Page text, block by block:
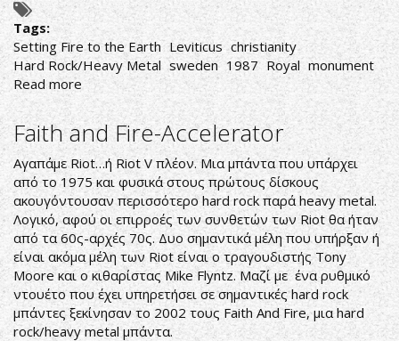
Tags:
Setting Fire to the Earth Leviticus christianity
Hard Rock/Heavy Metal sweden 1987 Royal monument
Read more about
Leviticus-
Setting
Fire
to
the
Earth
Faith and Fire-Accelerator
Αγαπάμε Riot…ή Riot V πλέον. Μια μπάντα που υπάρχει
από το 1975 και φυσικά στους πρώτους δίσκους
ακουγόντουσαν περισσότερο hard rock παρά heavy metal.
Λογικό, αφού οι επιρροές των συνθετών των Riot θα ήταν
από τα 60ς-αρχές 70ς. Δυο σημαντικά μέλη που υπήρξαν ή
είναι ακόμα μέλη των Riot είναι ο τραγουδιστής Tony
Moore και ο κιθαρίστας Mike Flyntz. Μαζί με ένα ρυθμικό
ντουέτο που έχει υπηρετήσει σε σημαντικές hard rock
μπάντες ξεκίνησαν το 2002 τους Faith And Fire, μια hard
rock/heavy metal μπάντα.